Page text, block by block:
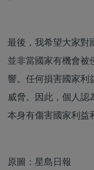
最後，我希望大家對
並非當國家有機會被
響。任何損害國家利
威脅。因此，個人認
本身有傷害國家利益
原圖：星島日報